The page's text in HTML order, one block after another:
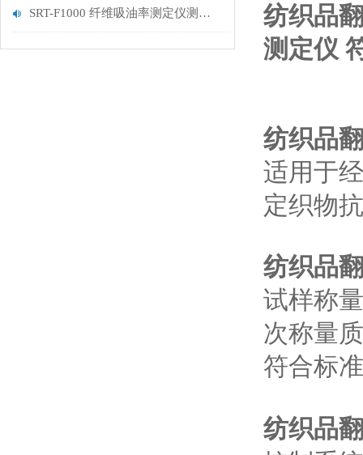
SRT-F1000 纤维吸油率测定仪测试仪介绍 按需定制
纺织品
测定仪
纺织品
适用于
定织物
纺织品
试样称
次称量
符合标准
纺织品